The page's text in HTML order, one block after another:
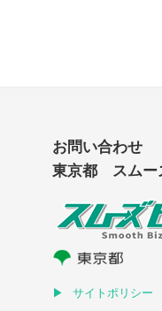
お問い合わせ
東京都 スムー
サイトポリシー